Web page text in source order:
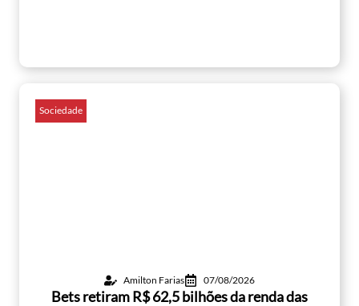
Sociedade
Amilton Farias 07/08/2026
Bets retiram R$ 62,5 bilhões da renda das